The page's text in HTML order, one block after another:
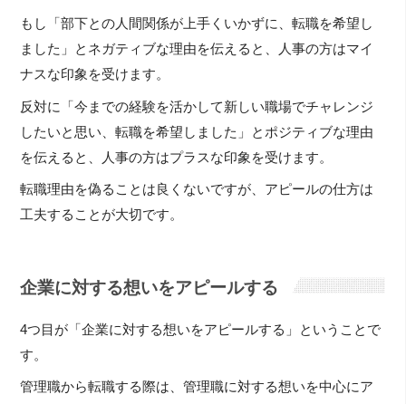
もし「部下との人間関係が上手くいかずに、転職を希望し
ました」とネガティブな理由を伝えると、人事の方はマイ
ナスな印象を受けます。
反対に「今までの経験を活かして新しい職場でチャレンジ
したいと思い、転職を希望しました」とポジティブな理由
を伝えると、人事の方はプラスな印象を受けます。
転職理由を偽ることは良くないですが、アピールの仕方は
工夫することが大切です。
企業に対する想いをアピールする
4つ目が「企業に対する想いをアピールする」ということで
す。
管理職から転職する際は、管理職に対する想いを中心にア